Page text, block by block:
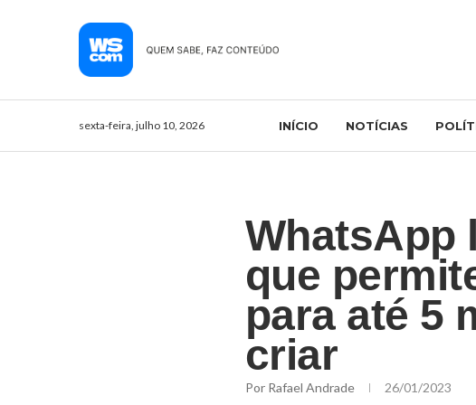
sexta-feira, julho 10, 2026 INÍCIO NOTÍCIAS
WhatsApp
que
para até 5
criar
Por Rafael Andrade 26/01/2023